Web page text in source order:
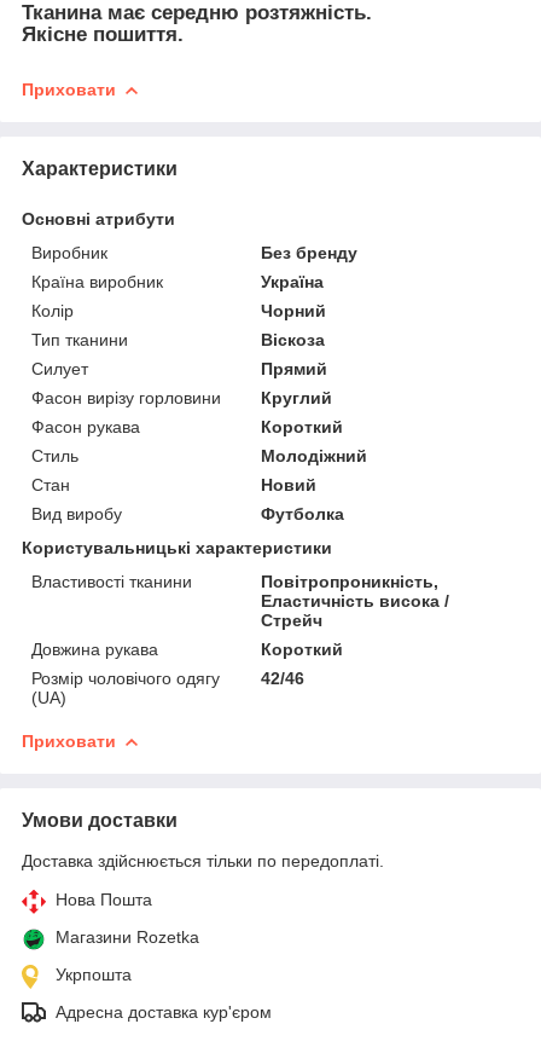
Тканина має середню розтяжність.
Якісне пошиття.
Приховати
Характеристики
Основні атрибути
Виробник
Без бренду
Країна виробник
Україна
Колір
Чорний
Тип тканини
Віскоза
Силует
Прямий
Фасон вирізу горловини
Круглий
Фасон рукава
Короткий
Стиль
Молодіжний
Стан
Новий
Вид виробу
Футболка
Користувальницькі характеристики
Властивості тканини
Повітропроникність,
Еластичність висока /
Стрейч
Довжина рукава
Короткий
Розмір чоловічого одягу
(UA)
42/46
Приховати
Умови доставки
Доставка здійснюється тільки по передоплаті.
Нова Пошта
Магазини Rozetka
Укрпошта
Адресна доставка кур'єром